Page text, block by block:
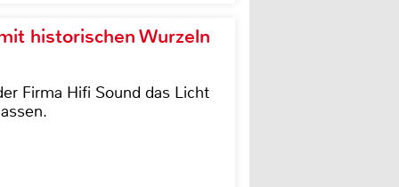
historischen Wurzeln
Firma Hifi Sound das Licht